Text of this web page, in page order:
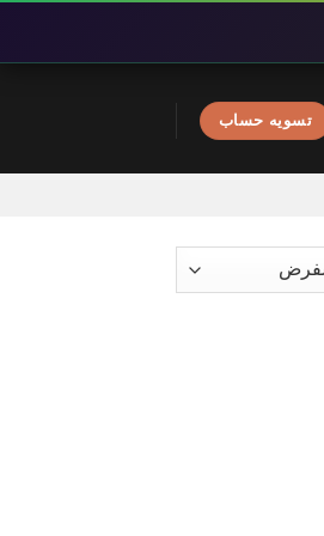
تسویه حساب